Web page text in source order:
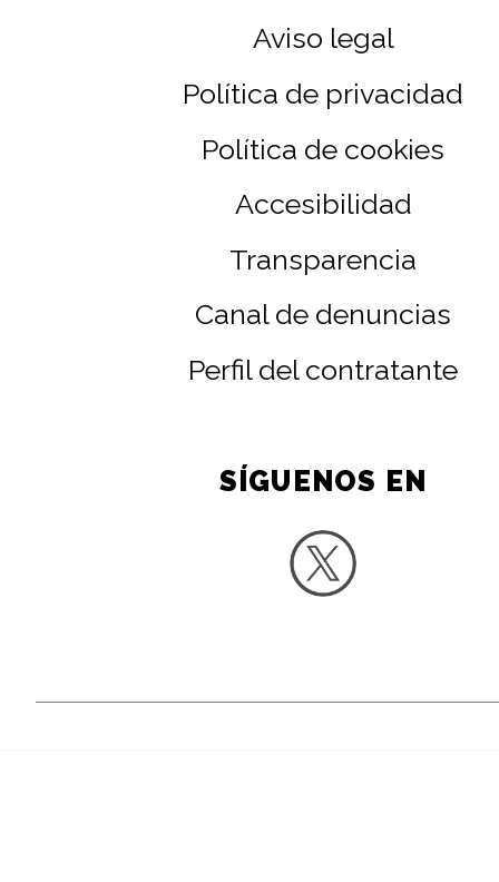
Aviso legal
Política de privacidad
Política de cookies
Accesibilidad
Transparencia
Canal de denuncias
Perfil del contratante
SÍGUENOS EN